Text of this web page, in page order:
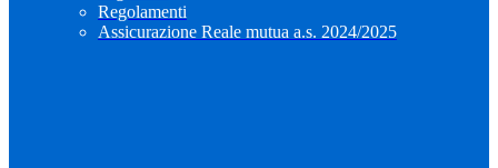
Regolamenti
Assicurazione Reale mutua a.s. 2024/2025